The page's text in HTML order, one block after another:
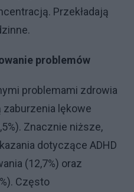
Przekładają
problemów
problemami zdrowia
lękowe
Znacznie niższe,
dotyczące ADHD
(12,7%) oraz
Często